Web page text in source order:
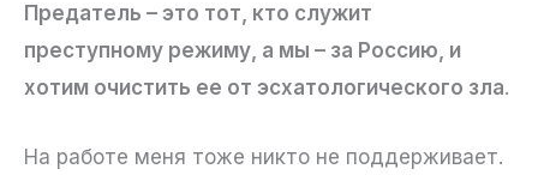
Предатель – это тот, кто служит
преступному режиму, а мы – за Россию, и
хотим очистить ее от эсхатологического зла.
На работе меня тоже никто не поддерживает.